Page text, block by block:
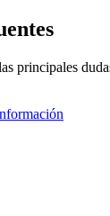
principales